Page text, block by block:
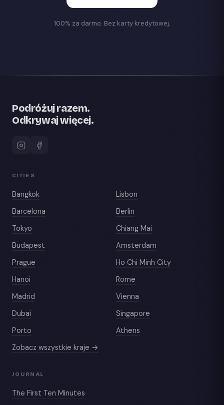
100% za darmo. Bez karty kredytowej.
Podróżuj razem.
Odkrywaj więcej.
CITIES
Bangkok
Lisbon
Barcelona
Berlin
Tokyo
Chiang Mai
Budapest
Amsterdam
Prague
Ho Chi Minh City
Hanoi
Rome
Madrid
Vienna
Dubai
Singapore
Porto
Athens
Zobacz wszystkie kraje →
JOURNAL
The First Ten Minutes